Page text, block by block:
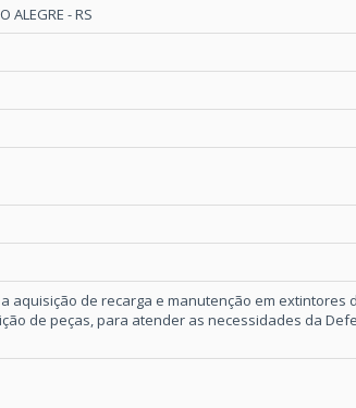
ALEGRE - RS
aquisição de recarga e manutenção em extintores
de peças, para atender as necessidades da